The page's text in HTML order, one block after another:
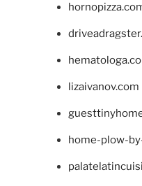
lizaivanov.com
home-plow-